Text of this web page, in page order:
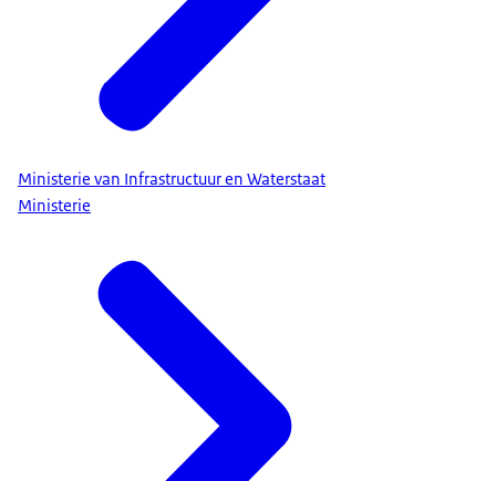
Ministerie van Infrastructuur en Waterstaat
Ministerie